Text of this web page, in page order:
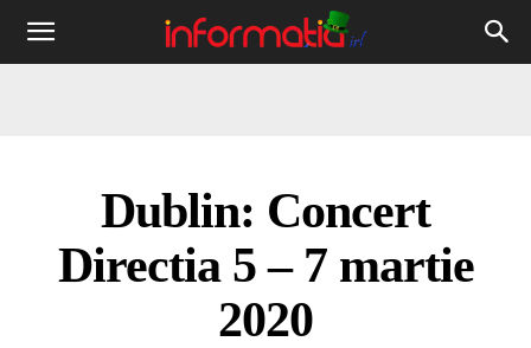
Informația
Dublin: Concert
Directia 5 – 7 martie
2020